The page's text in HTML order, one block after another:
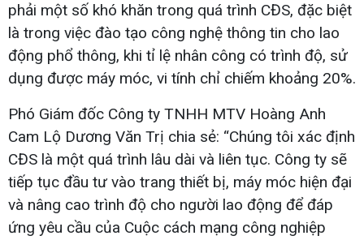
phải một số khó khăn trong quá trình CĐS, đặc biệt
là trong việc đào tạo công nghệ thông tin cho lao
động phổ thông, khi tỉ lệ nhân công có trình độ, sử
dụng được máy móc, vi tính chỉ chiếm khoảng 20%.
Phó Giám đốc Công ty TNHH MTV Hoàng Anh
Cam Lộ Dương Văn Trị chia sẻ: “Chúng tôi xác định
CĐS là một quá trình lâu dài và liên tục. Công ty sẽ
tiếp tục đầu tư vào trang thiết bị, máy móc hiện đại
và nâng cao trình độ cho người lao động để đáp
ứng yêu cầu của Cuộc cách mạng công nghiệp